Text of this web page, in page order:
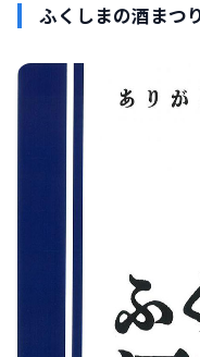
ふくしまの酒まつ